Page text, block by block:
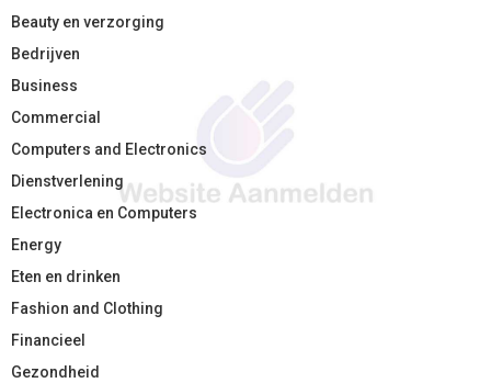
Beauty en verzorging
Bedrijven
Business
Commercial
Computers and Electronics
Dienstverlening
Electronica en Computers
Energy
Eten en drinken
Fashion and Clothing
Financieel
Gezondheid